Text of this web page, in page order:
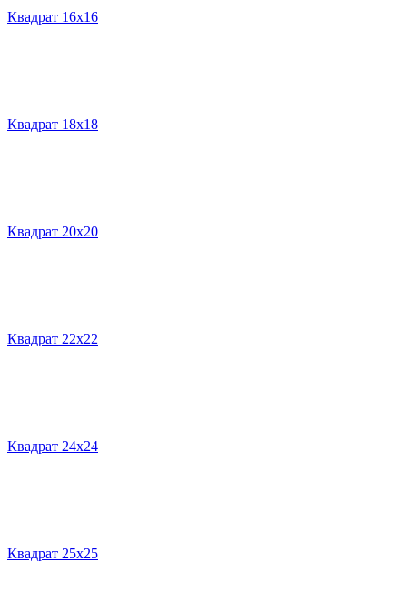
Квадрат 16х16
Квадрат 18х18
Квадрат 20х20
Квадрат 22х22
Квадрат 24х24
Квадрат 25х25